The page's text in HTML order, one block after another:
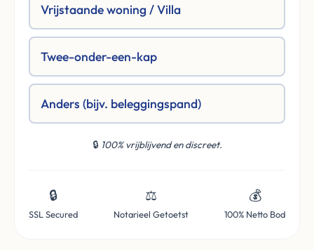
Vrijstaande woning / Villa
Twee-onder-een-kap
Anders (bijv. beleggingspand)
🔒 100% vrijblijvend en discreet.
🔒
SSL Secured
⚖️
Notarieel Getoetst
💰
100% Netto Bod